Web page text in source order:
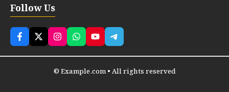
Follow Us
© Example.com • All rights reserved